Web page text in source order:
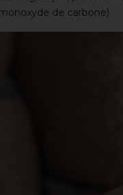
de carbone).